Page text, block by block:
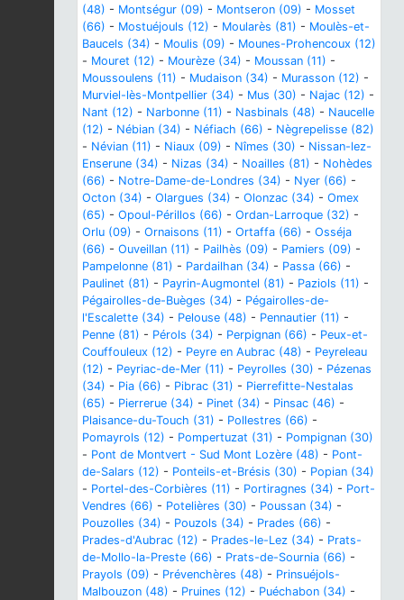
(48) - Montségur (09) - Montseron (09) - Mosset
(66) - Mostuéjouls (12) - Moularès (81) - Moulès-et-
Baucels (34) - Moulis (09) - Mounes-Prohencoux (12)
- Mouret (12) - Mourèze (34) - Moussan (11) -
Moussoulens (11) - Mudaison (34) - Murasson (12) -
Murviel-lès-Montpellier (34) - Mus (30) - Najac (12) -
Nant (12) - Narbonne (11) - Nasbinals (48) - Naucelle
(12) - Nébian (34) - Néfiach (66) - Nègrepelisse (82)
- Névian (11) - Niaux (09) - Nîmes (30) - Nissan-lez-
Enserune (34) - Nizas (34) - Noailles (81) - Nohèdes
(66) - Notre-Dame-de-Londres (34) - Nyer (66) -
Octon (34) - Olargues (34) - Olonzac (34) - Omex
(65) - Opoul-Périllos (66) - Ordan-Larroque (32) -
Orlu (09) - Ornaisons (11) - Ortaffa (66) - Osséja
(66) - Ouveillan (11) - Pailhès (09) - Pamiers (09) -
Pampelonne (81) - Pardailhan (34) - Passa (66) -
Paulinet (81) - Payrin-Augmontel (81) - Paziols (11) -
Pégairolles-de-Buèges (34) - Pégairolles-de-
l'Escalette (34) - Pelouse (48) - Pennautier (11) -
Penne (81) - Pérols (34) - Perpignan (66) - Peux-et-
Couffouleux (12) - Peyre en Aubrac (48) - Peyreleau
(12) - Peyriac-de-Mer (11) - Peyrolles (30) - Pézenas
(34) - Pia (66) - Pibrac (31) - Pierrefitte-Nestalas
(65) - Pierrerue (34) - Pinet (34) - Pinsac (46) -
Plaisance-du-Touch (31) - Pollestres (66) -
Pomayrols (12) - Pompertuzat (31) - Pompignan (30)
- Pont de Montvert - Sud Mont Lozère (48) - Pont-
de-Salars (12) - Ponteils-et-Brésis (30) - Popian (34)
- Portel-des-Corbières (11) - Portiragnes (34) - Port-
Vendres (66) - Potelières (30) - Poussan (34) -
Pouzolles (34) - Pouzols (34) - Prades (66) -
Prades-d'Aubrac (12) - Prades-le-Lez (34) - Prats-
de-Mollo-la-Preste (66) - Prats-de-Sournia (66) -
Prayols (09) - Prévenchères (48) - Prinsuéjols-
Malbouzon (48) - Pruines (12) - Puéchabon (34) -